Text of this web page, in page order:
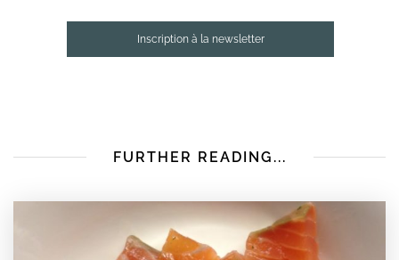
Inscription à la newsletter
FURTHER READING...